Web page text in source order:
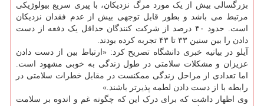
بزرگسالی بیش از یک مورد مرگ نزدیکان، با پیری سریع بیولوژیکی
مرتبط می باشد و بطور قابل توجهی بیش از عدم فقدان نزدیکان
است. حدود ۴۰ درصد از شرکت کنندگان حداقل یک دفعه از دست
دادن را بین سنین ۳۳ تا ۴۳ تجربه کرده بودند.
آیلو در بیانیه خبری دانشگاه تصریح کرد: «ارتباط بین از دست دادن
عزیزان و مشکلات سلامتی در طول زندگی به خوبی مشهود است.
اما تعدادی از مراحل زندگی ممکنست در مقابل خطرات سلامتی در
رابطه با از دست دادن لطمه پذیرتر باشند.»
وی اظهار داشت که برای درک این که چگونه غم و اندوه بر سلامت